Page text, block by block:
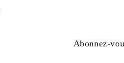
Abonnez-